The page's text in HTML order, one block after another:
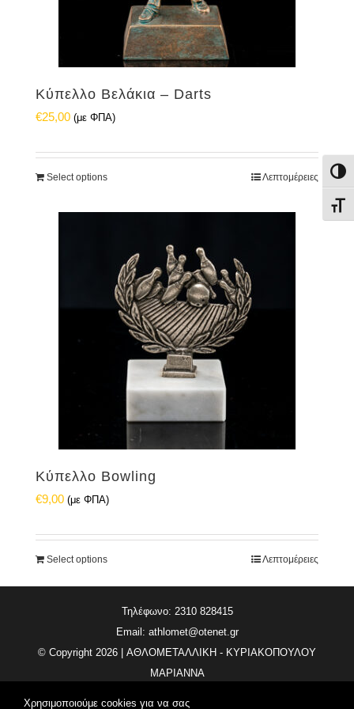
Κύπελλο Βελάκια – Darts
€25,00 (με ΦΠΑ)
Select options Λεπτομέρειες
Κύπελλο Bowling
€9,00 (με ΦΠΑ)
Select options Λεπτομέρειες
Τηλέφωνο: 2310 828415
Email: athlomet@otenet.gr
© Copyright 2026 | ΑΘΛΟΜΕΤΑΛΛΙΚΗ - ΚΥΡΙΑΚΟΠΟΥΛΟΥ
ΜΑΡΙΑΝΝΑ
Χρησιμοποιούμε cookies για να σας